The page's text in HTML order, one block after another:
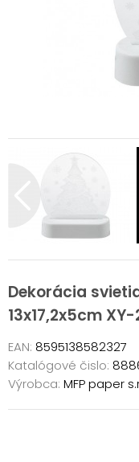
Dekorácia
13x17,2x5cm
EAN: 8595138582327
Katalógové čislo:
Výrobca: MFP paper